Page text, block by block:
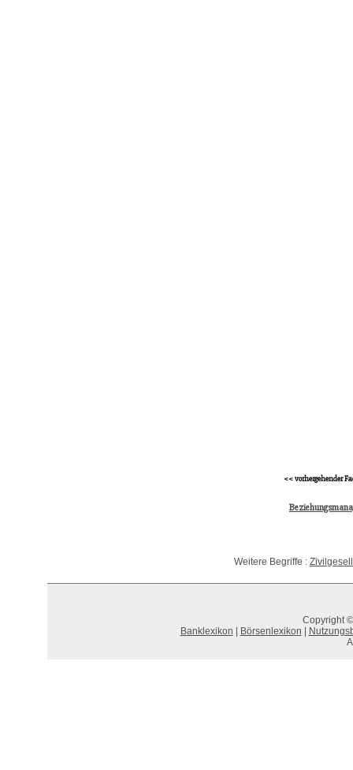
<< vorhergehender
Weitere Begriffe :
Copyright
Banklexikon
Börsenlexikon